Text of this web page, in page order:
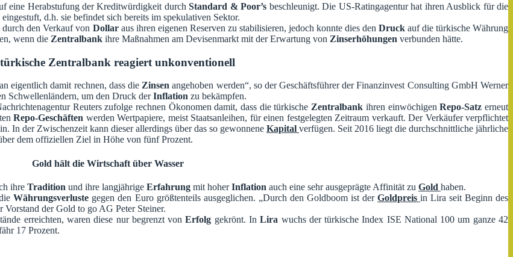
eine Herabstufung der Kreditwürdigkeit durchStandard & Poor’s beschleunigt. Die US-Ratingagentur hat ihren Ausblick für die
d.h. sie befindet sich bereits im spekulativen Sektor.
durch den Verkauf von Dollaraus ihren eigenen Reserven zu stabilisieren, jedoch konnte dies den Druckauf die türkische Währung
wenn die Zentralbank ihre Maßnahmen am Devisenmarkt mit der Erwartung von Zinserhöhungen verbunden hätte.
Zentralbank reagiert unkonventionell
eigentlich damit rechnen, dass die Zinsen angehoben werden“, so der Geschäftsführer der Finanzinvest Consulting GmbH Werner
Schwellenländern, um den Druck derInflation zu bekämpfen.
Reuters zufolge rechnen Ökonomen damit, dass die türkische Zentralbank ihren einwöchigenRepo-Satz erneut
Repo-Geschäften werden Wertpapiere, meist Staatsanleihen, für einen festgelegten Zeitraum verkauft. Der Verkäufer verpflichtet
In der Zwischenzeit kann dieser allerdings über das so gewonnene Kapital verfügen. Seit 2016 liegt die durchschnittliche jährliche
dem offiziellen Ziel in Höhe von fünf Prozent.
Gold hält die Wirtschaft über Wasser
ihre Tradition und ihre langjährige Erfahrung mit hoherInflation auch eine sehr ausgeprägte Affinität zu Gold haben.
Währungsverluste gegen den Euro größtenteils ausgeglichen. „Durch den Goldboom ist der Goldpreis in Lira seit Beginn des
Vorstand der Gold to go AG Peter Steiner.
erreichten, waren diese nur begrenzt vonErfolg gekrönt. InLira wuchs der türkische Index ISE National 100 um ganze 42
17 Prozent.